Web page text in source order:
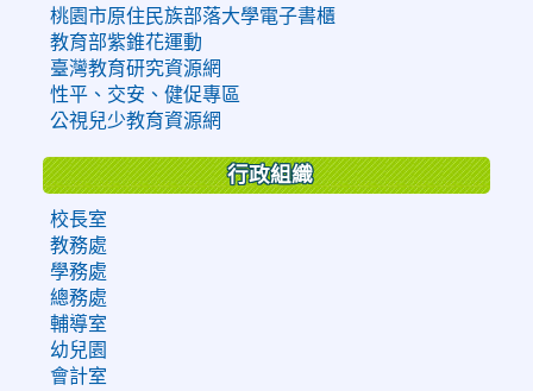
桃園市原住民族部落大學電子書櫃
教育部紫錐花運動
臺灣教育研究資源網
性平、交安、健促專區
公視兒少教育資源網
行政組織
校長室
教務處
學務處
總務處
輔導室
幼兒園
會計室